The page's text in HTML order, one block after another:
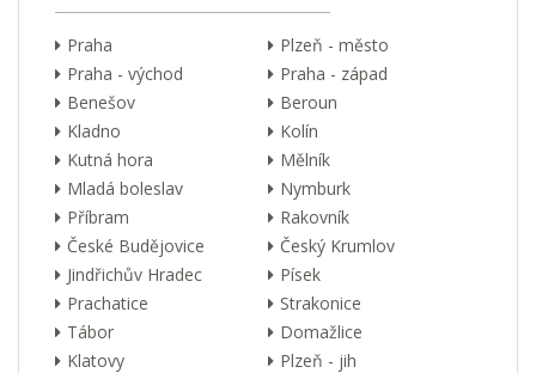
Praha
Plzeň - město
Praha - východ
Praha - západ
Benešov
Beroun
Kladno
Kolín
Kutná hora
Mělník
Mladá boleslav
Nymburk
Příbram
Rakovník
České Budějovice
Český Krumlov
Jindřichův Hradec
Písek
Prachatice
Strakonice
Tábor
Domažlice
Klatovy
Plzeň - jih